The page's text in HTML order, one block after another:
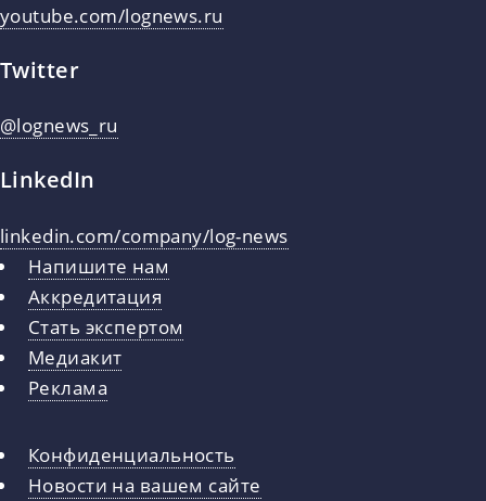
youtube.com/lognews.ru
Twitter
@lognews_ru
LinkedIn
linkedin.com/company/log-news
Напишите нам
Аккредитация
Стать экспертом
Медиакит
Реклама
Конфиденциальность
Новости на вашем сайте